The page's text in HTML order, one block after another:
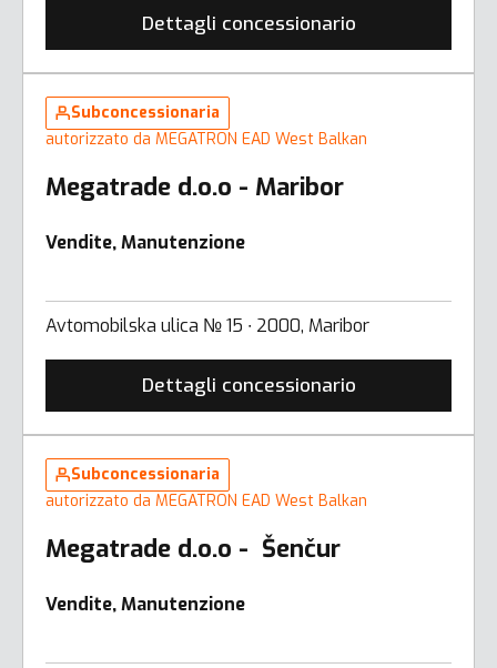
Dettagli concessionario
Subconcessionaria
autorizzato da MEGATRON EAD West Balkan
Megatrade d.o.o - Maribor
Vendite, Manutenzione
Avtomobilska ulica № 15 ∙ 2000, Maribor
Dettagli concessionario
Subconcessionaria
autorizzato da MEGATRON EAD West Balkan
Megatrade d.o.o - Šenčur
Vendite, Manutenzione